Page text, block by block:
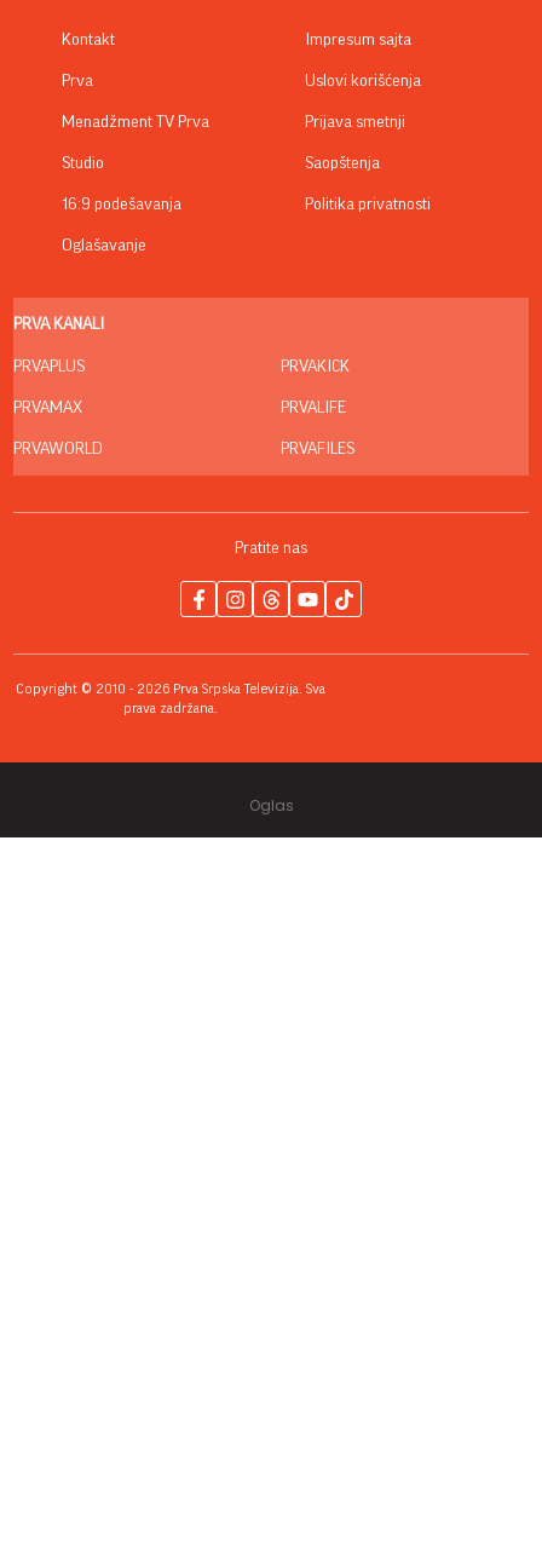
Kontakt
Prva
Menadžment TV Prva
Studio
16:9 podešavanja
Oglašavanje
Impresum sajta
Uslovi korišćenja
Prijava smetnji
Saopštenja
Politika privatnosti
PRVA KANALI
PRVAPLUS
PRVAMAX
PRVAWORLD
PRVAKICK
PRVALIFE
PRVAFILES
Pratite nas
Copyright © 2010 - 2026 Prva Srpska Televizija. Sva
prava zadržana.